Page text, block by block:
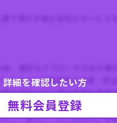
合わせた提案資料の作成・修正
み合わせると最大効果を発揮す
得までのプロセスを主導
、「誰に」「どう売るか」を企
詳細を確認したい方
無料会員登録